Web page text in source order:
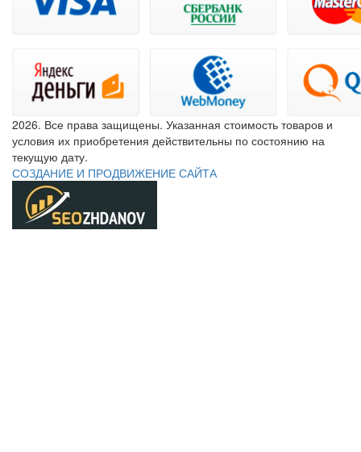
2026. Все права защищены. Указанная стоимость товаров и
условия их приобретения действительны по состоянию на
текущую дату.
СОЗДАНИЕ И ПРОДВИЖЕНИЕ САЙТА